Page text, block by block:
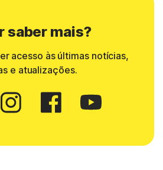
saber mais?
acesso às últimas notícias,
e atualizações.